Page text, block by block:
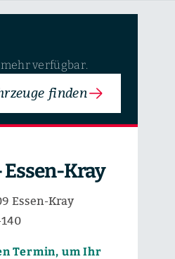
verfügbar.
finden
Essen-Kray
Essen-Kray
Termin, um Ihr